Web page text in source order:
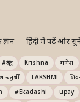
ज्ञान — हिंदी में पढ़ें और
#श्राद्ध Krishna गणेश
चतुर्थी LAKSHMI
#Ekadashi upay